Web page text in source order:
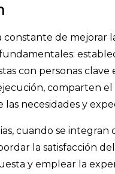
constante de mejorar
con personas
comparten
necesidades y
cuando se
la satisfacción
y emplear la